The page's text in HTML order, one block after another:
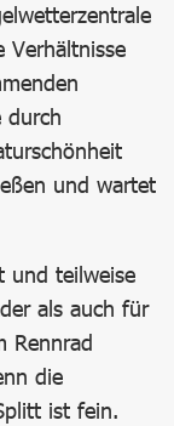
Verhältnisse
durch
und wartet
und teilweise
als auch für
Rennrad
die
ist fein.